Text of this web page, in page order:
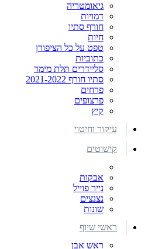
גיאומטריה
דמויות
חורף סתיו
חיות
טפט על כל הציפורן
כתוביות
סליידרים תלת מימד
סתיו חורף 2021-2022
פרחים
פרצופים
קיץ
עיקור וחיטוי
קישוטים
אבקות
נייר פוייל
נצנצים
שונות
ראשי שיוף
ראש אבן